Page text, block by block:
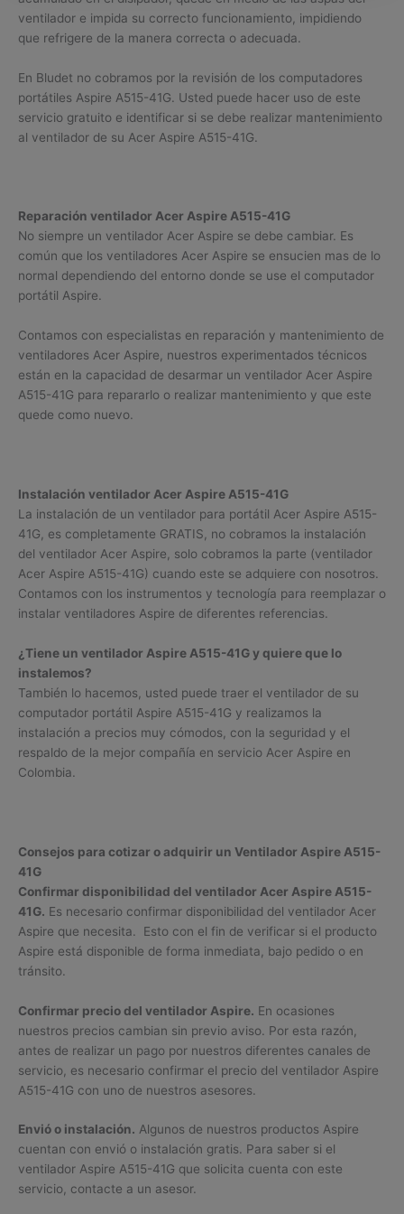
ventilador e impida su correcto funcionamiento, impidiendo
que refrigere de la manera correcta o adecuada.
En Bludet no cobramos por la revisión de los computadores
portátiles Aspire A515-41G. Usted puede hacer uso de este
servicio gratuito e identificar si se debe realizar mantenimiento
al ventilador de su Acer Aspire A515-41G.
Reparación ventilador Acer Aspire A515-41G
No siempre un ventilador Acer Aspire se debe cambiar. Es
común que los ventiladores Acer Aspire se ensucien mas de lo
normal dependiendo del entorno donde se use el computador
portátil Aspire.
Contamos con especialistas en reparación y mantenimiento de
ventiladores Acer Aspire, nuestros experimentados técnicos
están en la capacidad de desarmar un ventilador Acer Aspire
A515-41G para repararlo o realizar mantenimiento y que este
quede como nuevo.
Instalación ventilador Acer Aspire A515-41G
La instalación de un ventilador para portátil Acer Aspire A515-
41G, es completamente GRATIS, no cobramos la instalación
del ventilador Acer Aspire, solo cobramos la parte (ventilador
Acer Aspire A515-41G) cuando este se adquiere con nosotros.
Contamos con los instrumentos y tecnología para reemplazar o
instalar ventiladores Aspire de diferentes referencias.
¿Tiene un ventilador Aspire A515-41G y quiere que lo
instalemos?
También lo hacemos, usted puede traer el ventilador de su
computador portátil Aspire A515-41G y realizamos la
instalación a precios muy cómodos, con la seguridad y el
respaldo de la mejor compañía en servicio Acer Aspire en
Colombia.
Consejos para cotizar o adquirir un Ventilador Aspire A515-
41G
Confirmar disponibilidad del ventilador Acer Aspire A515-
41G. Es necesario confirmar disponibilidad del ventilador Acer
Aspire que necesita. Esto con el fin de verificar si el producto
Aspire está disponible de forma inmediata, bajo pedido o en
tránsito.
Confirmar precio del ventilador Aspire. En ocasiones
nuestros precios cambian sin previo aviso. Por esta razón,
antes de realizar un pago por nuestros diferentes canales de
servicio, es necesario confirmar el precio del ventilador Aspire
A515-41G con uno de nuestros asesores.
Envió o instalación. Algunos de nuestros productos Aspire
cuentan con envió o instalación gratis. Para saber si el
ventilador Aspire A515-41G que solicita cuenta con este
servicio, contacte a un asesor.